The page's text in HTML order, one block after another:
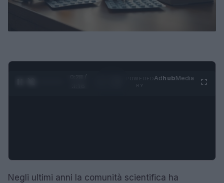
0:29 /
AdhubMedia
Negli ultimi anni la comunità scientifica ha